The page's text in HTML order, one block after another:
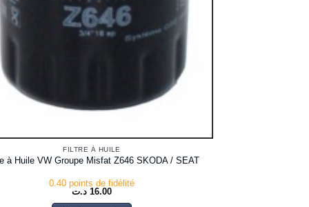
FILTRE À HUILE
à Huile VW Groupe Misfat Z646 SKODA / SEAT
0.40 points de fidélité
16.00 د.ت